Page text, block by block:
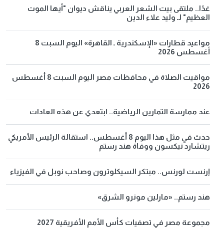
غدًا.. ملتقى بيت الشعر العربي يناقش ديوان "أيها الموت
العظيم" لـ وليد علاء الدين
مواعيد قطارات «الإسكندرية ـ القاهرة» اليوم السبت 8
أغسطس 2026
مواقيت الصلاة في محافظات مصر اليوم السبت 8 أغسطس
2026
عند ممارسة التمارين الرياضية.. ابتعدي عن هذه العادات
حدث في مثل هذا اليوم 8 أغسطس.. استقالة الرئيس الأمريكي
ريتشارد نيكسون ووفاة هند رستم
إرنست لورنس.. مبتكر السيكلوترون وصاحب نوبل في الفيزياء
هند رستم.. «مارلين مونرو الشرق»
مجموعة مصر في تصفيات كأس الأمم الأفريقية 2027